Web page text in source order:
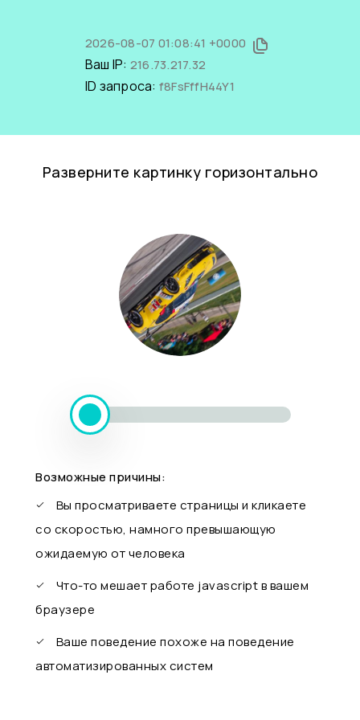
2026-08-07 01:08:41 +0000
Ваш IP: 216.73.217.32
ID запроса: f8FsFffH44Y1
Разверните картинку горизонтально
Возможные причины:
Вы просматриваете страницы и кликаете
со скоростью, намного превышающую
ожидаемую от человека
Что-то мешает работе javascript в вашем
браузере
Ваше поведение похоже на поведение
автоматизированных систем